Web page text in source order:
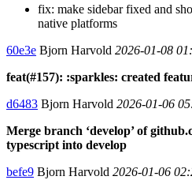
fix: make sidebar fixed and
native platforms
60e3e Bjorn Harvold 2026-01-08
feat(#157): :sparkles: created
d6483 Bjorn Harvold 2026-01-06
Merge branch ‘develop’ of
typescript into develop
befe9 Bjorn Harvold 2026-01-06